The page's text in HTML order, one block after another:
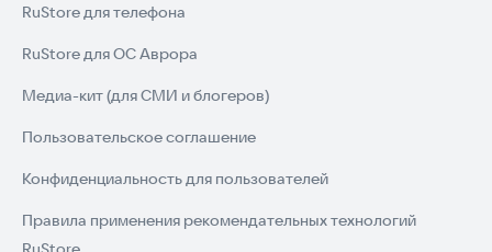
RuStore для телефона
RuStore для ОС Аврора
Медиа-кит (для СМИ и блогеров)
Пользовательское соглашение
Конфиденциальность для пользователей
Правила применения рекомендательных технологий